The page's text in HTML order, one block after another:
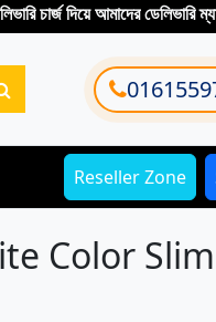
দিয়ে আমাদের ডেলিভারি ম্যান এর
Reseller Zone
Color